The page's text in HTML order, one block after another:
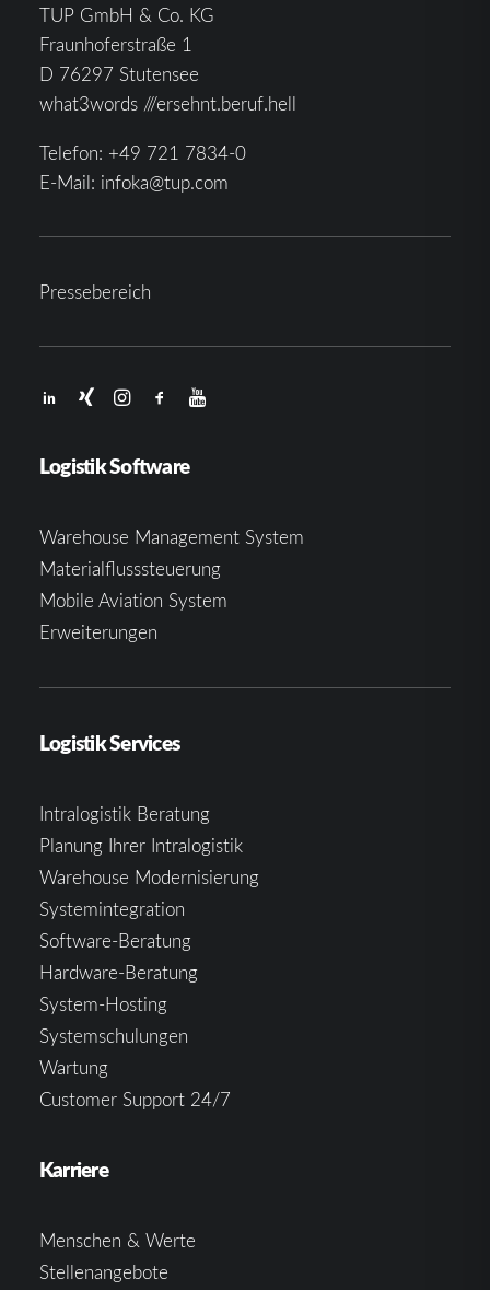
TUP GmbH & Co. KG
Fraunhoferstraße 1
D 76297 Stutensee
what3words ///ersehnt.beruf.hell
Telefon: +49 721 7834-0
E-Mail: infoka@tup.com
Pressebereich
Logistik Software
Warehouse Management System
Materialflusssteuerung
Mobile Aviation System
Erweiterungen
Logistik Services
Intralogistik Beratung
Planung Ihrer Intralogistik
Warehouse Modernisierung
Systemintegration
Software-Beratung
Hardware-Beratung
System-Hosting
Systemschulungen
Wartung
Customer Support 24/7
Karriere
Menschen & Werte
Stellenangebote